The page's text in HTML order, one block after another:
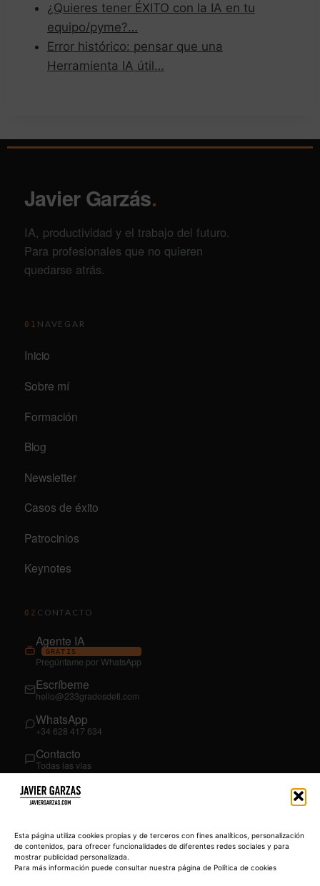
Esta página utiliza cookies propias y de terceros con fines analíticos, personalización
de contenidos, para ofrecer funcionalidades de diferentes redes sociales y para
mostrar publicidad personalizada.
Para más información puede consultar nuestra página de Política de cookies
¿Quieres tener ÉXITO con la IA en tu
equipo/pyme?…
Error histórico: pensar que una
Herramienta IA útil…
Javier Garzás.
IA, productividad y el trabajo del futuro.
Para profesionales que no quieren
quedarse atrás.
01 NAVEGAR
Inicio
Sobre mí
Formación
Blog
Newsletter
Casos de éxito
Patrocinios
Keynotes
02 CONTACTO
Agente IA
GRATIS
Pregúntame por WhatsApp
Escríbeme
hello@233gradosdeti.com
WhatsApp
+34 628 417 634
Contacto
Todas las vías
03SÍGUEME
YouTube
@JavierGarzas
LinkedIn